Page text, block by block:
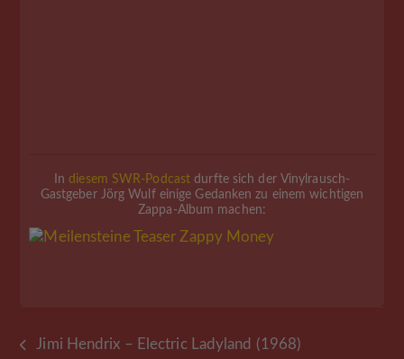
In diesem SWR-Podcast durfte sich der Vinylrausch-
Gastgeber Jörg Wulf einige Gedanken zu einem wichtigen
Zappa-Album machen:
vorheriger
Jimi Hendrix – Electric Ladyland (1968)